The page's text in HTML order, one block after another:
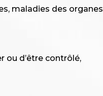
maladies des organes
ou d’être contrôlé,